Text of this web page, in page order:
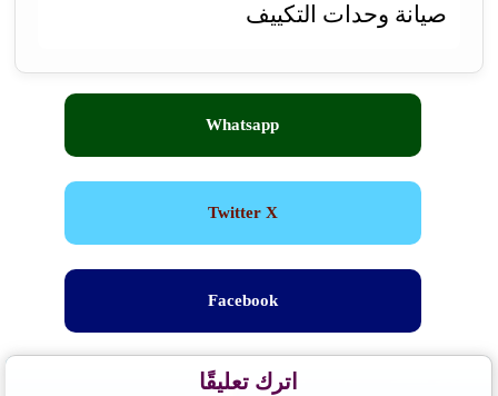
صيانة وحدات التكييف
Whatsapp
Twitter X
Facebook
اترك تعليقًا